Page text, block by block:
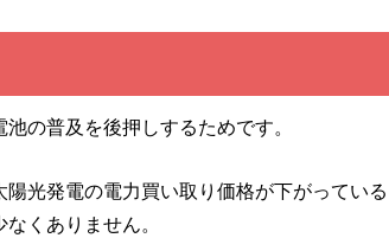
の普及を後押しするためです。
光発電の電力買い取り価格が下がっている
くありません。